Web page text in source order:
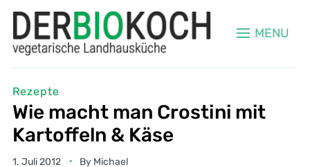
MENU
Rezepte
Wie macht man Crostini mit
Kartoffeln & Käse
1. Juli 2012 By Michael